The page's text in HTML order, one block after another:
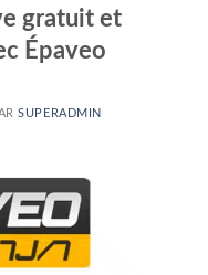
gratuit et
Épaveo
SUPERADMIN